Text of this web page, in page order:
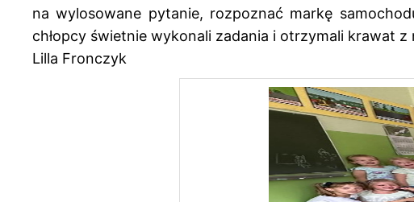
na wylosowane pytanie, rozpoznać markę
chłopcy świetnie wykonali zadania i otrzymali krawat z
Lilla Fronczyk